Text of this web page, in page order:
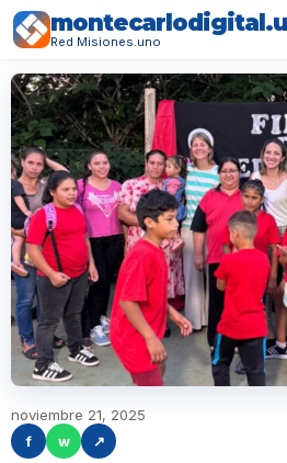
Red Misiones.uno
noviembre 21, 2025
f
w ↗